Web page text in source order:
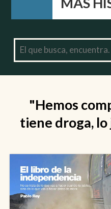
"Hemos
tiene droga, lo